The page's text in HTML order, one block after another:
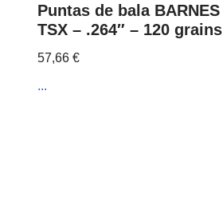
Puntas de bala BARNES
TSX – .264″ – 120 grains
57,66€
...